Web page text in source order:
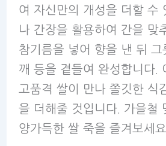
여 자신만의 개성을 더할 수
나 간장을 활용하여 간을 맞
참기름을 넣어 향을 낸 뒤 그
깨 등을 곁들여 완성합니다.
고품격 쌀이 만나 쫄깃한 식
을 더해줄 것입니다. 가을철
양가득한 쌀 죽을 즐겨보세요.